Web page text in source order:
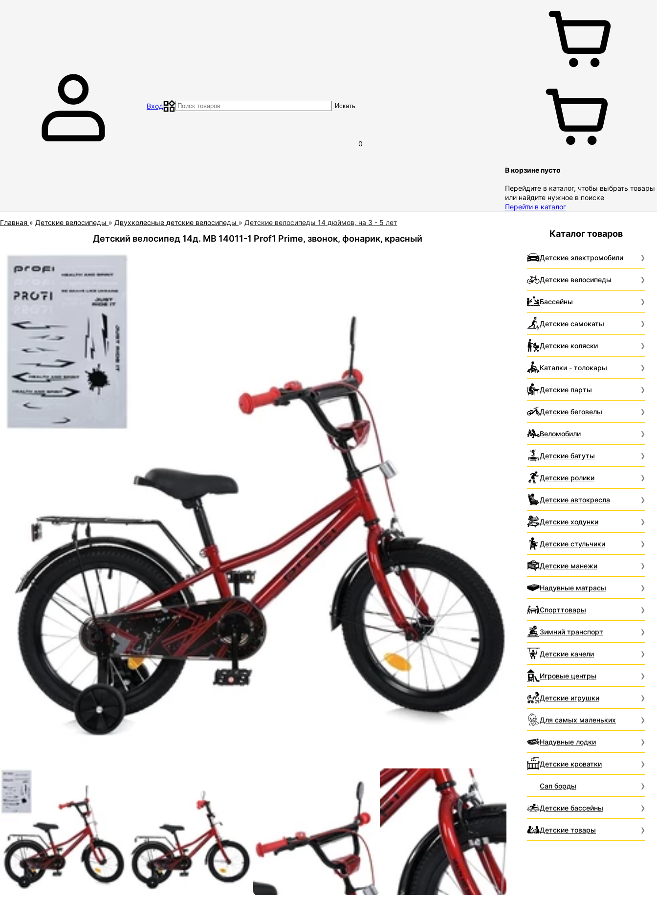
МагазинКонтакты ОтзывыДоставка и оплатаОбмен и возврат товара
Вход Искать
0
В корзине пусто
Перейдите в каталог, чтобы выбрать товары
или найдите нужное в поиске
Перейти в каталог
Главная » Детские велосипеды » Двухколесные детские велосипеды » Детские велосипеды 14 дюймов, на 3 - 5 лет
Детский велосипед 14д. MB 14011-1 Prof1 Prime, звонок, фонарик, красный Каталог товаров
Детские электромобили
Детские велосипеды
Бассейны
Детские самокаты
Детские коляски
Каталки - толокары
Детские парты
Детские беговелы
Веломобили
Детские батуты
Детские ролики
Детские автокресла
Детские ходунки
Детские стульчики
Детские манежи
Надувные матрасы
Спорттовары
Зимний транспорт
Детские качели
Игровые центры
Детские игрушки
Для самых маленьких
Надувные лодки
Детские кроватки
Сап борды
Детские бассейны
Детские товары